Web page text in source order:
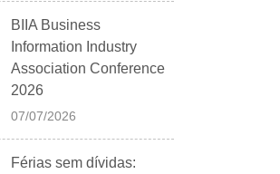
BIIA Business
Information Industry
Association Conference
2026
07/07/2026
Férias sem dívidas: